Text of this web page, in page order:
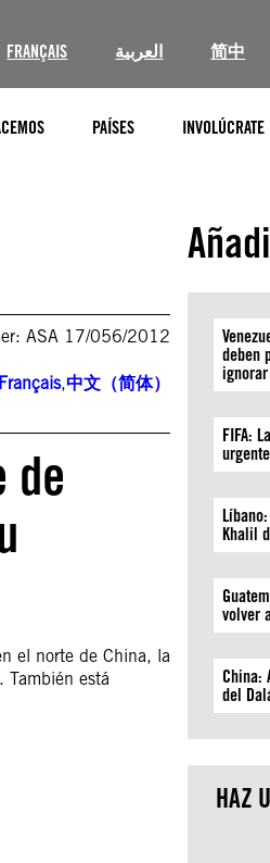
FRANÇAIS العربية 简中
PAÍSES INVOLÚCRATE
ASA 17/056/2012
Français,中文（简体）
de
el norte de China, la
También está
deben
FIFA:
Khalil
volver
China:
del
HAZ